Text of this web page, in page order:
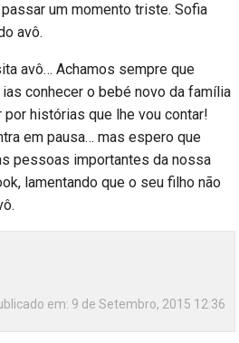
um momento triste. Sofia
avô.
avô… Achamos sempre que
conhecer o bebé novo da família
histórias que lhe vou contar!
em pausa… mas espero que
pessoas importantes da nossa
lamentando que o seu filho não
em: 9 de Setembro, 2015 12:36